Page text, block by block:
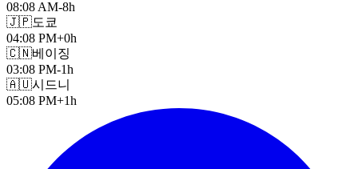
08:08 AM-8h
🇯🇵도쿄
04:08 PM+0h
🇨🇳베이징
03:08 PM-1h
🇦🇺시드니
05:08 PM+1h